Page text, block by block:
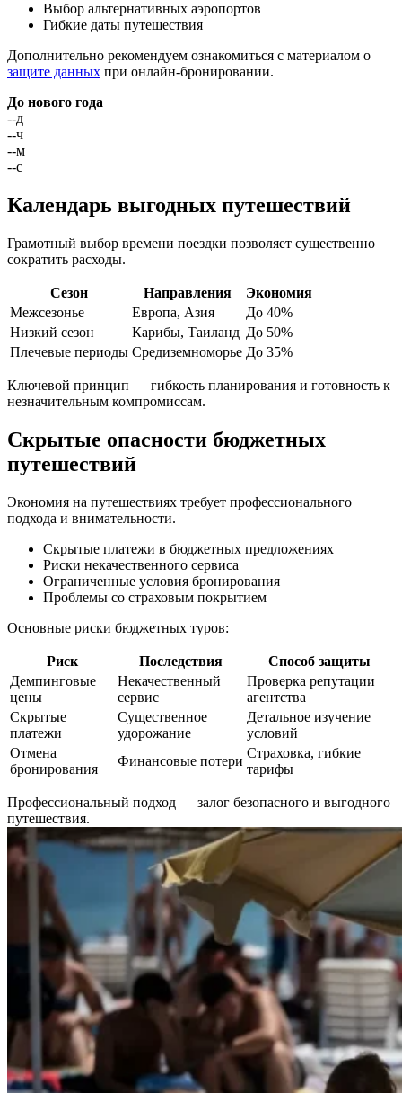
Выбор альтернативных аэропортов
Гибкие даты путешествия
Дополнительно рекомендуем ознакомиться с материалом о
защите данных при онлайн-бронировании.
До нового года
--д
--ч
--м
--с
Календарь выгодных путешествий
Грамотный выбор времени поездки позволяет существенно
сократить расходы.
Сезон Направления
Экономия
Межсезонье
Европа, Азия
До 40%
Низкий сезон
Карибы, Таиланд До 50%
Плечевые периоды Средиземноморье До 35%
Ключевой принцип — гибкость планирования и готовность к
незначительным компромиссам.
Скрытые опасности бюджетных
путешествий
Экономия на путешествиях требует профессионального
подхода и внимательности.
Скрытые платежи в бюджетных предложениях
Риски некачественного сервиса
Ограниченные условия бронирования
Проблемы со страховым покрытием
Основные риски бюджетных туров:
Риск Последствия
Способ защиты
Демпинговые
цены
Некачественный
сервис
Проверка репутации
агентства
Скрытые
платежи
Существенное
удорожание
Детальное изучение
условий
Отмена
бронирования
Финансовые потери
Страховка, гибкие
тарифы
Профессиональный подход — залог безопасного и выгодного
путешествия.